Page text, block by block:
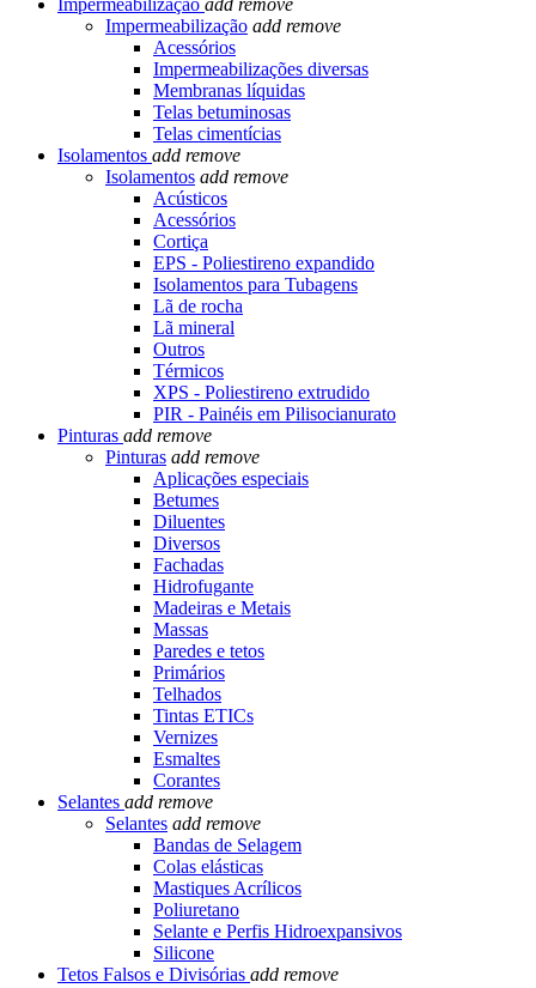
Impermeabilização add remove
Impermeabilização add remove
Acessórios
Impermeabilizações diversas
Membranas líquidas
Telas betuminosas
Telas cimentícias
Isolamentos add remove
Isolamentos add remove
Acústicos
Acessórios
Cortiça
EPS - Poliestireno expandido
Isolamentos para Tubagens
Lã de rocha
Lã mineral
Outros
Térmicos
XPS - Poliestireno extrudido
PIR - Painéis em Pilisocianurato
Pinturas add remove
Pinturas add remove
Aplicações especiais
Betumes
Diluentes
Diversos
Fachadas
Hidrofugante
Madeiras e Metais
Massas
Paredes e tetos
Primários
Telhados
Tintas ETICs
Vernizes
Esmaltes
Corantes
Selantes add remove
Selantes add remove
Bandas de Selagem
Colas elásticas
Mastiques Acrílicos
Poliuretano
Selante e Perfis Hidroexpansivos
Silicone
Tetos Falsos e Divisórias add remove